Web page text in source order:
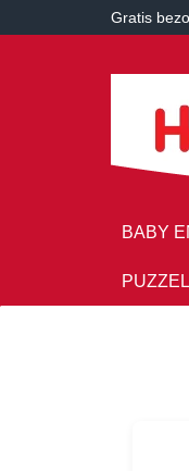
Gratis
BABY